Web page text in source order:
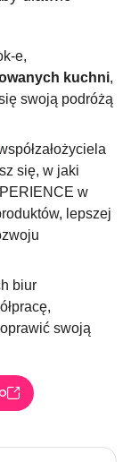
e,
kuchni,
swoją podróżą
się, w jaki
w
lepszej
biur
swoją